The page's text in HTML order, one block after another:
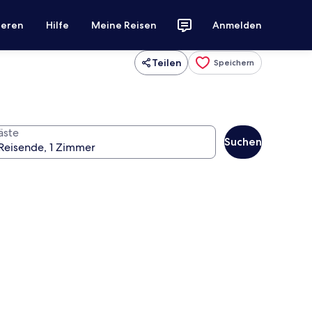
Hilfe Meine Reisen Anmelden
Teilen Speichern
Suchen